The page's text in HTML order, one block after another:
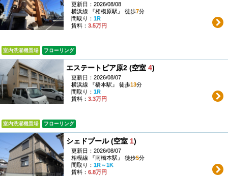
更新日：2026/08/08
横浜線 『相模原駅』 徒歩7分
間取り： 1R
賃料： 3.5万円
室内洗濯機置場 フローリング
エステートピア原2 (空室 4)
更新日：2026/08/07
横浜線 『橋本駅』 徒歩13分
間取り： 1R
賃料： 3.3万円
室内洗濯機置場 フローリング
シェドプール (空室 1)
更新日：2026/08/07
相模線 『南橋本駅』 徒歩5分
間取り： 1R～1K
賃料： 6.8万円